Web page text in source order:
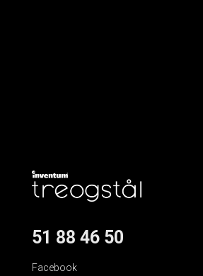
51 88 46 50
Facebook